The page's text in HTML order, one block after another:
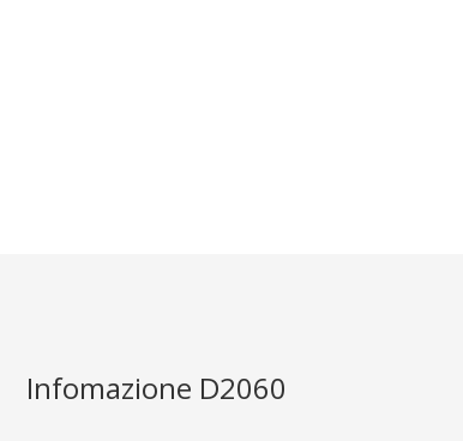
Infomazione D2060